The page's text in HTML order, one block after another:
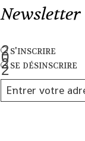
Newsletter
s'inscrire
se désinscrire